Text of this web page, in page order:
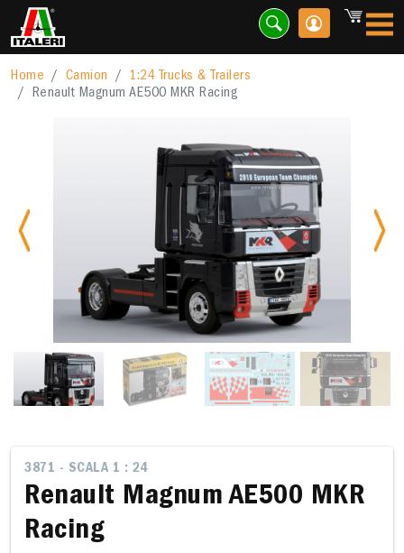
Home Camion
1:24 Trucks & Trailers
Renault Magnum AE500 MKR Racing
Previous
3871 - SCALA 1 : 24
Renault Magnum AE500 MKR
Racing